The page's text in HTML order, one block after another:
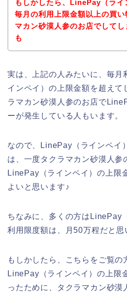
もしかしたら、LinePay（ライ
毎月の利用上限金額以上の買い
マカン砂漠人参のお店でして
も
実は、上記の人みたいに、毎月
インペイ）の上限金額を超えて
ラマカン砂漠人参のお店で
ーが発生している人もいます。
なので、LinePay（ラインペイ
は、一度タクラマカン砂漠人参
LinePay（ラインペイ）の上限
よいと思います♪
ちなみに、多くの方はLinePay
利用限度額は、月50万程だと思
もしかしたら、こちらをご覧の
LinePay（ラインペイ）の上限
ったために、タクラマカン砂漠